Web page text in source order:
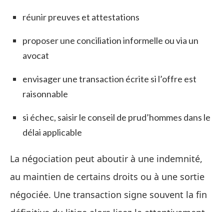
réunir preuves et attestations
proposer une conciliation informelle ou via un
avocat
envisager une transaction écrite si l’offre est
raisonnable
si échec, saisir le conseil de prud’hommes dans le
délai applicable
La négociation peut aboutir à une indemnité,
au maintien de certains droits ou à une sortie
négociée. Une transaction signe souvent la fin